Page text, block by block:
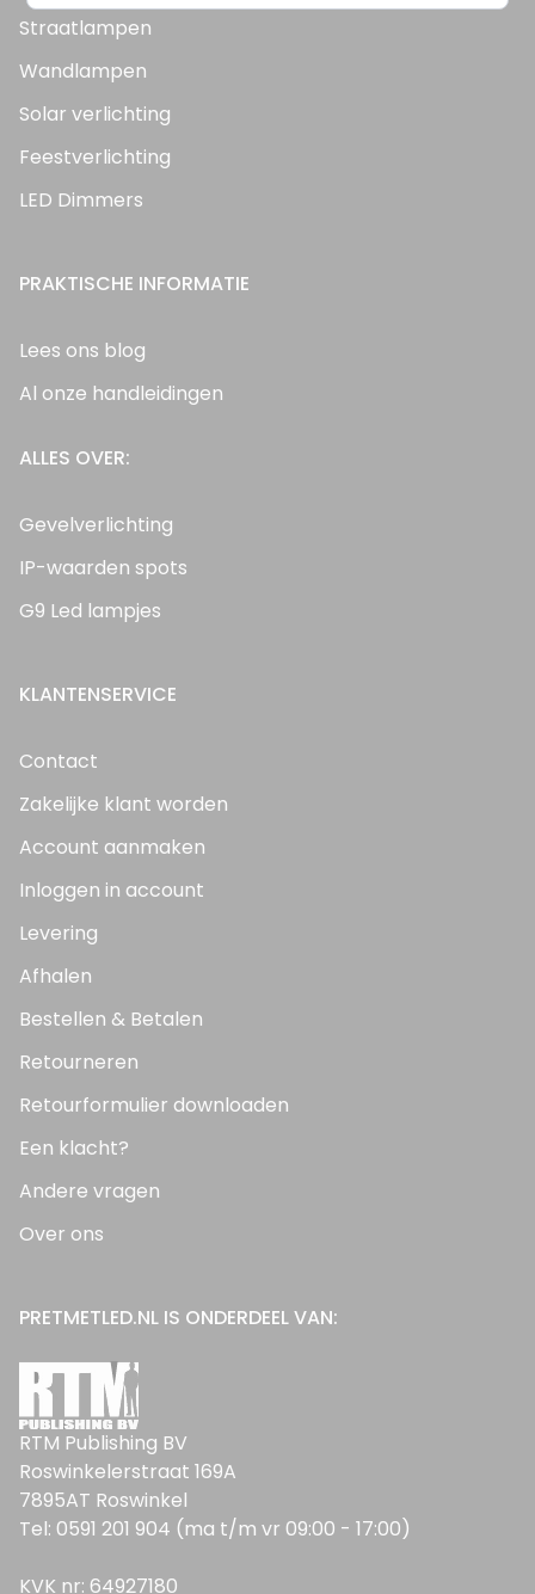
Straatlampen
Wandlampen
Solar verlichting
Feestverlichting
LED Dimmers
PRAKTISCHE INFORMATIE
Lees ons blog
Al onze handleidingen
ALLES OVER:
Gevelverlichting
IP-waarden spots
G9 Led lampjes
KLANTENSERVICE
Contact
Zakelijke klant worden
Account aanmaken
Inloggen in account
Levering
Afhalen
Bestellen & Betalen
Retourneren
Retourformulier downloaden
Een klacht?
Andere vragen
Over ons
PRETMETLED.NL IS ONDERDEEL VAN:
RTM Publishing BV
Roswinkelerstraat 169A
7895AT Roswinkel
Tel: 0591 201 904 (ma t/m vr 09:00 - 17:00)
KVK nr: 64927180